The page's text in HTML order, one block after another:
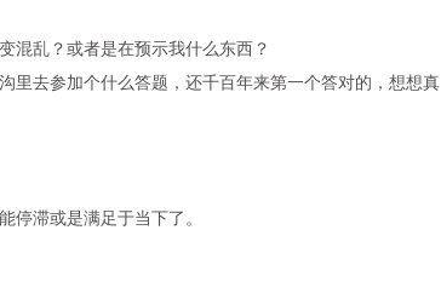
混乱？或者是在预示我什么东西？
里去参加个什么答题，还千百年来第一个答对的，想想真
停滞或是满足于当下了。